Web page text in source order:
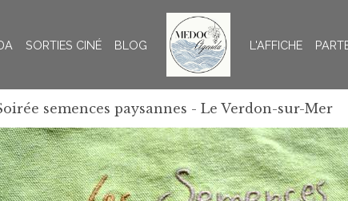
SORTIES CINÉ BLOG L'AFFICHE
semences paysannes - Le Verdon-sur-Mer